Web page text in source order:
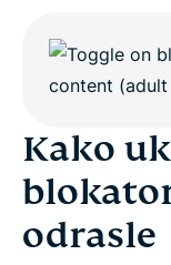
Kako
odrasle